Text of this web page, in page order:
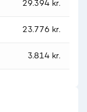
29.394 kr.
23.776 kr.
3.814 kr.